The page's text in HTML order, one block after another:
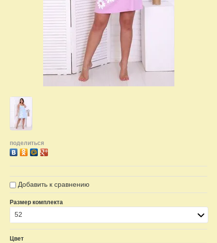
поделиться
Добавить к сравнению
Размер комплекта
52
Цвет